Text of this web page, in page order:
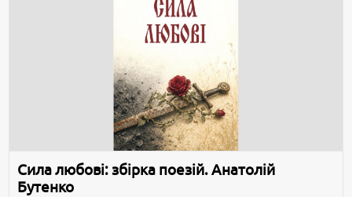
Сила любові: збірка поезій. Анатолій
Бутенко